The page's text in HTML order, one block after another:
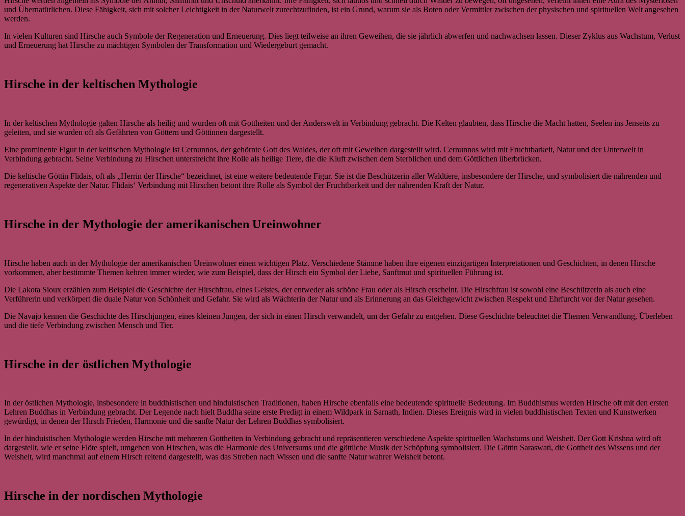
und Übernatürlichen. Diese Fähigkeit, sich mit solcher Leichtigkeit in der Naturwelt zurechtzufinden, ist ein Grund, warum sie als Boten oder Vermittler zwischen der physischen und spirituellen Welt angesehen
werden.
In vielen Kulturen sind Hirsche auch Symbole der Regeneration und Erneuerung. Dies liegt teilweise an ihren Geweihen, die sie jährlich abwerfen und nachwachsen lassen. Dieser Zyklus aus Wachstum, Verlust
und Erneuerung hat Hirsche zu mächtigen Symbolen der Transformation und Wiedergeburt gemacht.
Hirsche in der keltischen Mythologie
In der keltischen Mythologie galten Hirsche als heilig und wurden oft mit Gottheiten und der Anderswelt in Verbindung gebracht. Die Kelten glaubten, dass Hirsche die Macht hatten, Seelen ins Jenseits zu
geleiten, und sie wurden oft als Gefährten von Göttern und Göttinnen dargestellt.
Eine prominente Figur in der keltischen Mythologie ist Cernunnos, der gehörnte Gott des Waldes, der oft mit Geweihen dargestellt wird. Cernunnos wird mit Fruchtbarkeit, Natur und der Unterwelt in
Verbindung gebracht. Seine Verbindung zu Hirschen unterstreicht ihre Rolle als heilige Tiere, die die Kluft zwischen dem Sterblichen und dem Göttlichen überbrücken.
Die keltische Göttin Flidais, oft als „Herrin der Hirsche“ bezeichnet, ist eine weitere bedeutende Figur. Sie ist die Beschützerin aller Waldtiere, insbesondere der Hirsche, und symbolisiert die nährenden und
regenerativen Aspekte der Natur. Flidais‘ Verbindung mit Hirschen betont ihre Rolle als Symbol der Fruchtbarkeit und der nährenden Kraft der Natur.
Hirsche in der Mythologie der amerikanischen Ureinwohner
Hirsche haben auch in der Mythologie der amerikanischen Ureinwohner einen wichtigen Platz. Verschiedene Stämme haben ihre eigenen einzigartigen Interpretationen und Geschichten, in denen Hirsche
vorkommen, aber bestimmte Themen kehren immer wieder, wie zum Beispiel, dass der Hirsch ein Symbol der Liebe, Sanftmut und spirituellen Führung ist.
Die Lakota Sioux erzählen zum Beispiel die Geschichte der Hirschfrau, eines Geistes, der entweder als schöne Frau oder als Hirsch erscheint. Die Hirschfrau ist sowohl eine Beschützerin als auch eine
Verführerin und verkörpert die duale Natur von Schönheit und Gefahr. Sie wird als Wächterin der Natur und als Erinnerung an das Gleichgewicht zwischen Respekt und Ehrfurcht vor der Natur gesehen.
Die Navajo kennen die Geschichte des Hirschjungen, eines kleinen Jungen, der sich in einen Hirsch verwandelt, um der Gefahr zu entgehen. Diese Geschichte beleuchtet die Themen Verwandlung, Überleben
und die tiefe Verbindung zwischen Mensch und Tier.
Hirsche in der östlichen Mythologie
In der östlichen Mythologie, insbesondere in buddhistischen und hinduistischen Traditionen, haben Hirsche ebenfalls eine bedeutende spirituelle Bedeutung. Im Buddhismus werden Hirsche oft mit den ersten
Lehren Buddhas in Verbindung gebracht. Der Legende nach hielt Buddha seine erste Predigt in einem Wildpark in Sarnath, Indien. Dieses Ereignis wird in vielen buddhistischen Texten und Kunstwerken
gewürdigt, in denen der Hirsch Frieden, Harmonie und die sanfte Natur der Lehren Buddhas symbolisiert.
In der hinduistischen Mythologie werden Hirsche mit mehreren Gottheiten in Verbindung gebracht und repräsentieren verschiedene Aspekte spirituellen Wachstums und Weisheit. Der Gott Krishna wird oft
dargestellt, wie er seine Flöte spielt, umgeben von Hirschen, was die Harmonie des Universums und die göttliche Musik der Schöpfung symbolisiert. Die Göttin Saraswati, die Gottheit des Wissens und der
Weisheit, wird manchmal auf einem Hirsch reitend dargestellt, was das Streben nach Wissen und die sanfte Natur wahrer Weisheit betont.
Hirsche in der nordischen Mythologie